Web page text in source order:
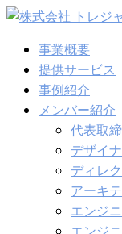
事業概要
提供サービス
事例紹介
メンバー紹介
代表取
デザイ
ディレ
アーキ
エンジ